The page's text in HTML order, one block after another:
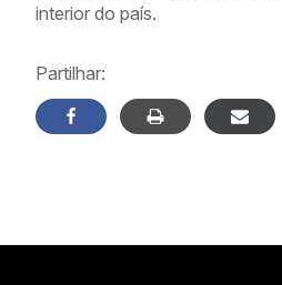
interior do país.
Partilhar: